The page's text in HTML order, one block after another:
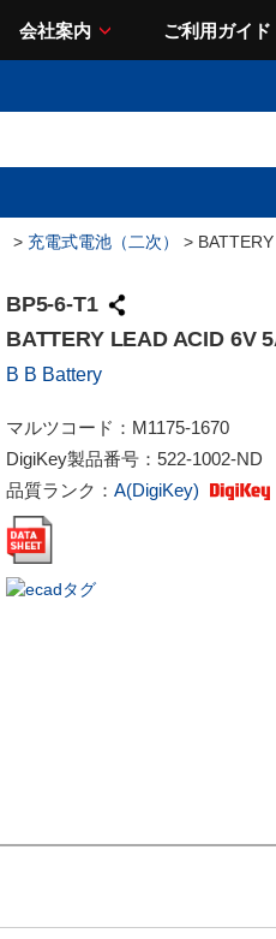
会社案内 ご利用ガイド
> 充電式電池（二次） >
BP5-6-T1
BATTERY LEAD ACID 6V
B B Battery
マルツコード： M1175-1670
DigiKey製品番号： 522-1002-ND
品質ランク： A(DigiKey)